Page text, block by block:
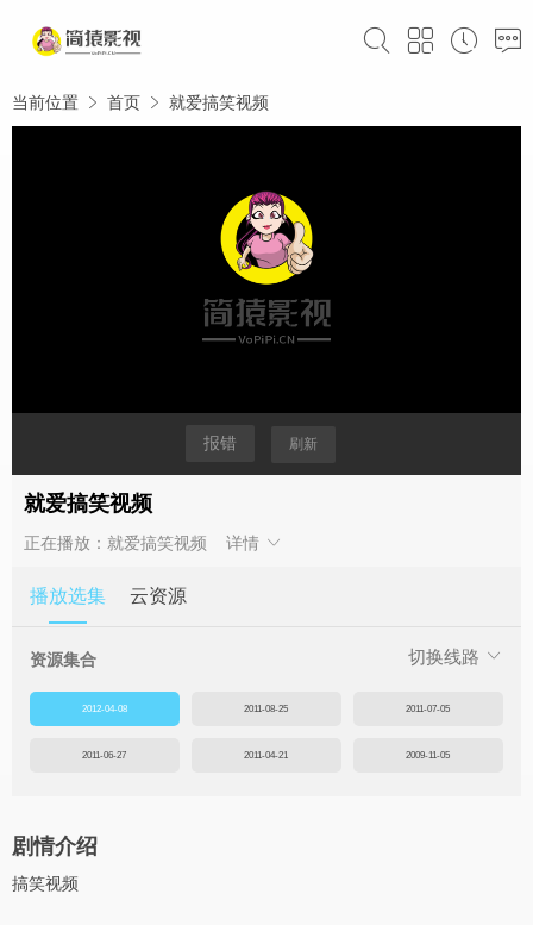
当前位置 首页 就爱搞笑视频
报错 刷新
就爱搞笑视频
正在播放：就爱搞笑视频 详情
播放选集 云资源
切换线路
资源集合
2012-04-08 2011-08-25 2011-07-05
2011-06-27 2011-04-21 2009-11-05
剧情介绍
搞笑视频